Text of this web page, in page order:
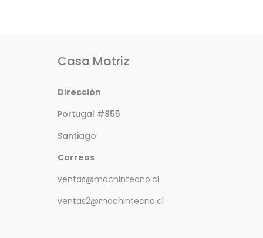
Casa Matriz
Dirección
Portugal #855
Santiago
Correos
ventas@machintecno.cl
ventas2@machintecno.cl